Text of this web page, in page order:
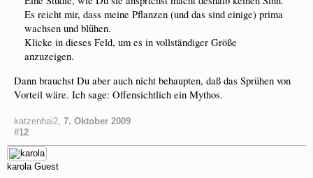
Es reicht mir, dass meine Pflanzen (und das sind einige) prima
wachsen und blühen.
Klicke in dieses Feld, um es in vollständiger Größe
anzuzeigen.
Dann brauchst Du aber auch nicht behaupten, daß das Sprühen von
Vorteil wäre. Ich sage: Offensichtlich ein Mythos.
katzenhai2 7. Oktober 2009
#12
karola Guest